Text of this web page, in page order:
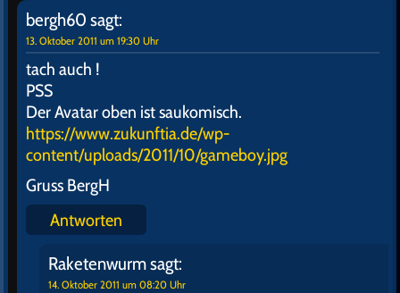
bergh60 sagt:
13. Oktober 2011 um 19:30 Uhr
tach auch !
PSS
Der Avatar oben ist saukomisch.
https://www.zukunftia.de/wp-
content/uploads/2011/10/gameboy.jpg
Gruss BergH
Antworten
Raketenwurmsagt:
14. Oktober 2011 um 08:20 Uhr